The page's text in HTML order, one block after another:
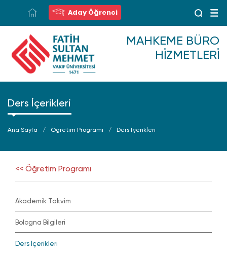
Aday Öğrenci
MAHKEME BÜRO
HIZMETLERI
Ders İçerikleri
Ana Sayfa Öğretim Programı Ders İçerikleri
<< Öğretim Programı
Akademik Takvim
Bologna Bilgileri
Ders İçerikleri